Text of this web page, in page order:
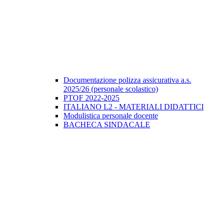
Documentazione polizza assicurativa a.s.
2025/26 (personale scolastico)
PTOF 2022-2025
ITALIANO L2 - MATERIALI DIDATTICI
Modulistica personale docente
BACHECA SINDACALE